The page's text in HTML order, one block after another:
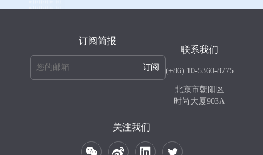
订阅简报
订阅
联系我们
(+86) 10-5360-8775
北京市朝阳区
时尚大厦903A
关注我们